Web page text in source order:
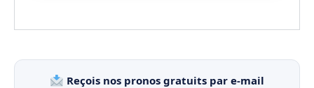
Reçois nos pronos gratuits par e-mail